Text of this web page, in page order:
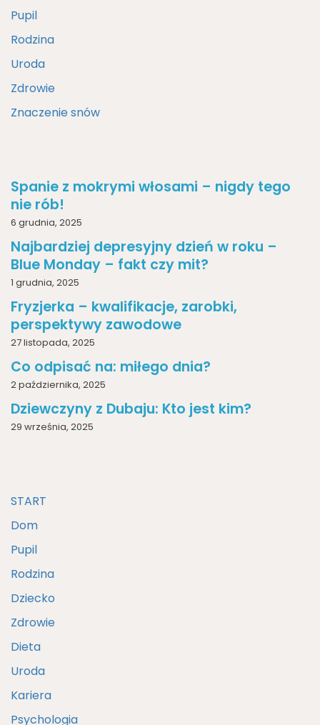
Pupil
Rodzina
Uroda
Zdrowie
Znaczenie snów
Spanie z mokrymi włosami – nigdy tego
nie rób!
6 grudnia, 2025
Najbardziej depresyjny dzień w roku –
Blue Monday – fakt czy mit?
1 grudnia, 2025
Fryzjerka – kwalifikacje, zarobki,
perspektywy zawodowe
27 listopada, 2025
Co odpisać na: miłego dnia?
2 października, 2025
Dziewczyny z Dubaju: Kto jest kim?
29 września, 2025
START
Dom
Pupil
Rodzina
Dziecko
Zdrowie
Dieta
Uroda
Kariera
Psychologia